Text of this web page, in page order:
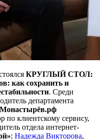
КРУГЛЫЙ СТОЛ:
как сохранить и
. Среди
департамента
по клиентскому сервису,
отдела интернет-
; Надежда Викторова,